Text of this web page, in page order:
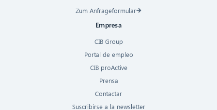
Zum Anfrageformular
Empresa
CIB Group
Portal de empleo
CIB proActive
Prensa
Contactar
Suscribirse a la newsletter